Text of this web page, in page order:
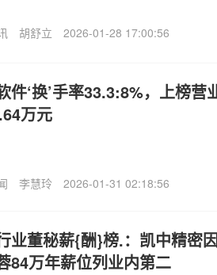
胡舒立 2026-01-28 17:00:56
件‘换’手率33.3:8%，上榜营
万元
李慧玲 2026-01-31 02:18:56
业董秘薪{酬}榜.：凯中精密
84万年薪位列业内第二